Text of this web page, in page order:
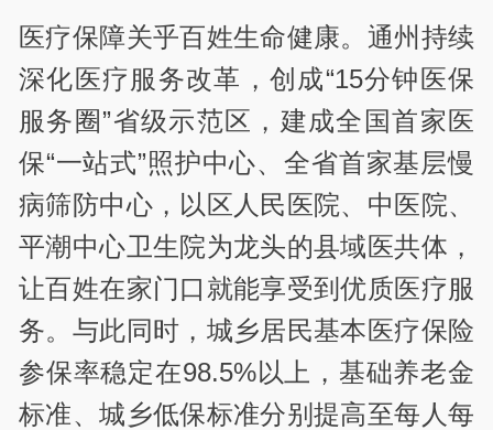
医疗保障关乎百姓生命健康。通州持续
深化医疗服务改革，创成“15分钟医保
服务圈”省级示范区，建成全国首家医
保“一站式”照护中心、全省首家基层慢
病筛防中心，以区人民医院、中医院、
平潮中心卫生院为龙头的县域医共体，
让百姓在家门口就能享受到优质医疗服
务。与此同时，城乡居民基本医疗保险
参保率稳定在98.5%以上，基础养老金
标准、城乡低保标准分别提高至每人每